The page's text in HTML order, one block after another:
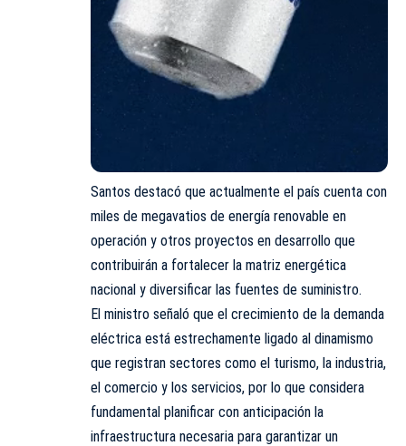
Santos destacó que actualmente el país cuenta con
miles de megavatios de energía renovable en
operación y otros proyectos en desarrollo que
contribuirán a fortalecer la matriz energética
nacional y diversificar las fuentes de suministro.
El ministro señaló que el crecimiento de la demanda
eléctrica está estrechamente ligado al dinamismo
que registran sectores como el turismo, la industria,
el comercio y los servicios, por lo que considera
fundamental planificar con anticipación la
infraestructura necesaria para garantizar un